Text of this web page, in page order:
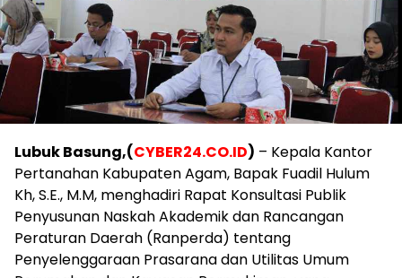
Lubuk Basung,(CYBER24.CO.ID) – Kepala Kantor
Pertanahan Kabupaten Agam, Bapak Fuadil Hulum
Kh, S.E., M.M, menghadiri Rapat Konsultasi Publik
Penyusunan Naskah Akademik dan Rancangan
Peraturan Daerah (Ranperda) tentang
Penyelenggaraan Prasarana dan Utilitas Umum